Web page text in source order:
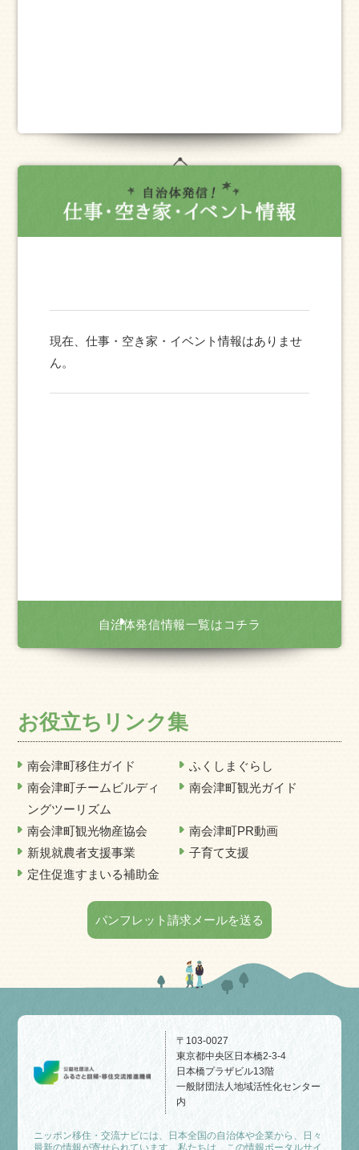
現在、仕事・空き家・イベント情報はありませ
ん。
自治体発信情報一覧はコチラ
お役立ちリンク集
南会津町移住ガイド
ふくしまぐらし
南会津町チームビルディ
ングツーリズム
南会津町観光ガイド
南会津町観光物産協会
南会津町PR動画
新規就農者支援事業
子育て支援
定住促進すまいる補助金
パンフレット請求メールを送る
〒103-0027
東京都中央区日本橋2-3-4
日本橋プラザビル13階
一般財団法人地域活性化センター
内
ニッポン移住・交流ナビには、日本全国の自治体や企業から、日々
最新の情報が寄せられています。私たちは、この情報ポータルサイ